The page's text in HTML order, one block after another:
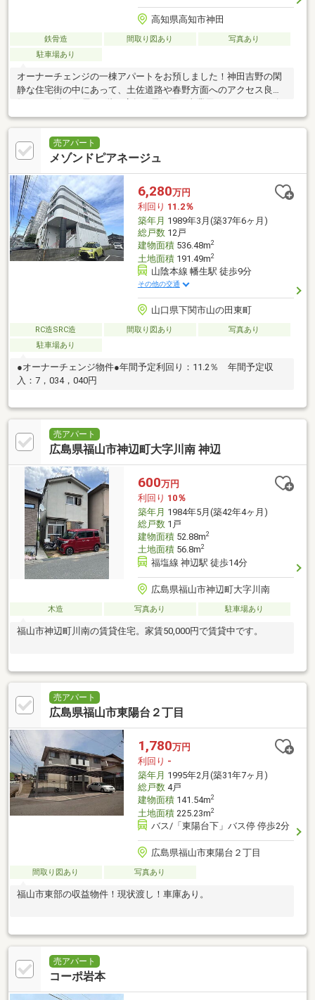
高知県高知市神田
鉄骨造 間取り図あり
写真あり
駐車場あり
オーナーチェンジの一棟アパートをお預しました！神田吉野の閑
静な住宅街の中にあって、土佐道路や春野方面へのアクセス良
好！2～3階は住居、1階は店舗と居住用・事業用どちらのニーズ
も満たす構成です！
売アパート
メゾンドピアネージュ
6,280万円
利回り 11.2％
築年月 1989年3月(築37年6ヶ月)
総戸数12戸
建物面積536.48m2
土地面積191.49m2
山陰本線 幡生駅 徒歩9分
その他の交通
山口県下関市山の田東町
RC造SRC造 間取り図あり
写真あり
駐車場あり
●オーナーチェンジ物件●年間予定利回り：11.2％ 年間予定収
入：7，034，040円
売アパート
広島県福山市神辺町大字川南 神辺
600万円
利回り 10％
築年月 1984年5月(築42年4ヶ月)
総戸数1戸
建物面積52.88m2
土地面積56.8m2
福塩線 神辺駅 徒歩14分
広島県福山市神辺町大字川南
木造 写真あり 駐車場あり
福山市神辺町川南の賃貸住宅。家賃50,000円で賃貸中です。
売アパート
広島県福山市東陽台２丁目
1,780万円
利回り -
築年月 1995年2月(築31年7ヶ月)
総戸数4戸
建物面積141.54m2
土地面積225.23m2
バス/「東陽台下」バス停 停歩2分
広島県福山市東陽台２丁目
間取り図あり 写真あり
福山市東部の収益物件！現状渡し！車庫あり。
売アパート
コーポ岩本